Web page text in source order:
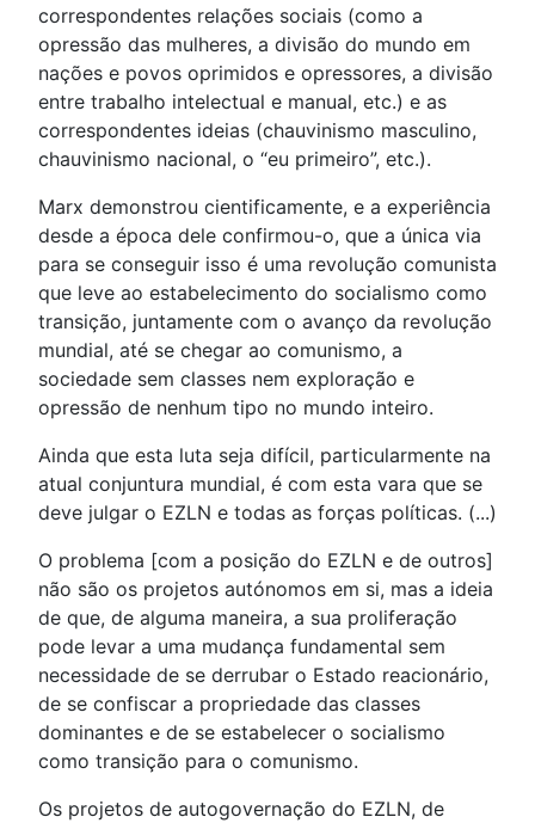
correspondentes relações sociais (como a
opressão das mulheres, a divisão do mundo em
nações e povos oprimidos e opressores, a divisão
entre trabalho intelectual e manual, etc.) e as
correspondentes ideias (chauvinismo masculino,
chauvinismo nacional, o “eu primeiro”, etc.).
Marx demonstrou cientificamente, e a experiência
desde a época dele confirmou-o, que a única via
para se conseguir isso é uma revolução comunista
que leve ao estabelecimento do socialismo como
transição, juntamente com o avanço da revolução
mundial, até se chegar ao comunismo, a
sociedade sem classes nem exploração e
opressão de nenhum tipo no mundo inteiro.
Ainda que esta luta seja difícil, particularmente na
atual conjuntura mundial, é com esta vara que se
deve julgar o EZLN e todas as forças políticas. (...)
O problema [com a posição do EZLN e de outros]
não são os projetos autónomos em si, mas a ideia
de que, de alguma maneira, a sua proliferação
pode levar a uma mudança fundamental sem
necessidade de se derrubar o Estado reacionário,
de se confiscar a propriedade das classes
dominantes e de se estabelecer o socialismo
como transição para o comunismo.
Os projetos de autogovernação do EZLN, de